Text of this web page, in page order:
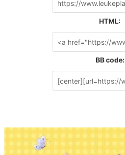
HTML:
BB code: